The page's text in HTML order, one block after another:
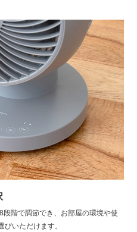
階で調節でき、お部屋の環境や使
いただけます。